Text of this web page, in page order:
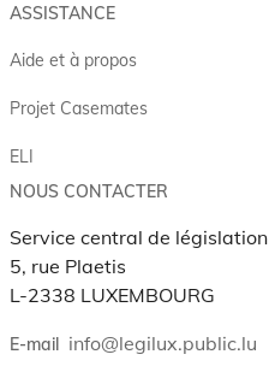
ASSISTANCE
Aide et à propos
Projet Casemates
ELI
NOUS CONTACTER
Service central de législation
5, rue Plaetis
L-2338 LUXEMBOURG
E-mail info@legilux.public.lu